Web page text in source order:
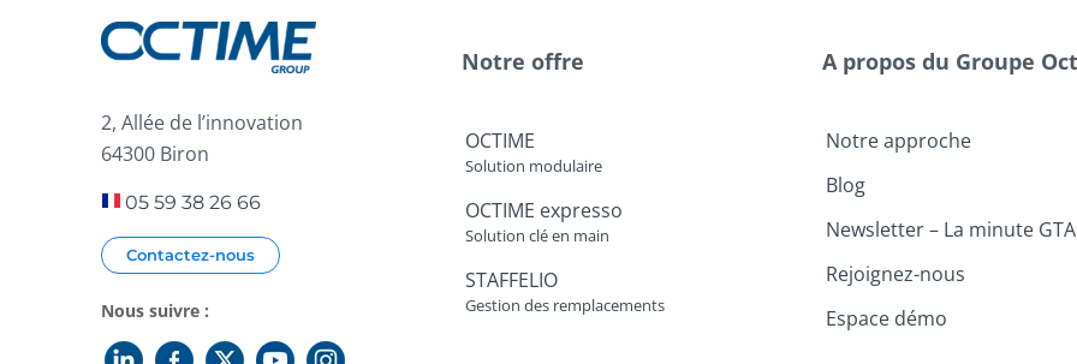
2, Allée de l’innovation
64300 Biron
05 59 38 26 66
Contactez-nous
Nous suivre :
Notre offre
OCTIME
Solution modulaire
OCTIME expresso
Solution clé en main
STAFFELIO
Gestion des remplacements
A propos du Groupe
Notre approche
Blog
Newsletter – La minute GTA
Rejoignez-nous
Espace démo